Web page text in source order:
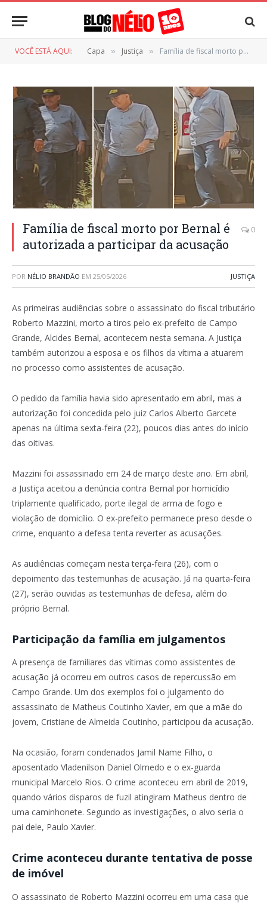
VOCÊ ESTÁ AQUI: Capa » Justiça » Família de fiscal morto por Bernal é autorizada a participar da acusação
Família de fiscal morto por Bernal é
autorizada a participar da acusação
0
POR NÉLIO BRANDÃO EM 25/05/2026 JUSTIÇA
As primeiras audiências sobre o assassinato do fiscal tributário
Roberto Mazzini, morto a tiros pelo ex-prefeito de Campo
Grande, Alcides Bernal, acontecem nesta semana. A Justiça
também autorizou a esposa e os filhos da vítima a atuarem
no processo como assistentes de acusação.
O pedido da família havia sido apresentado em abril, mas a
autorização foi concedida pelo juiz Carlos Alberto Garcete
apenas na última sexta-feira (22), poucos dias antes do início
das oitivas.
Mazzini foi assassinado em 24 de março deste ano. Em abril,
a Justiça aceitou a denúncia contra Bernal por homicídio
triplamente qualificado, porte ilegal de arma de fogo e
violação de domicílio. O ex-prefeito permanece preso desde o
crime, enquanto a defesa tenta reverter as acusações.
As audiências começam nesta terça-feira (26), com o
depoimento das testemunhas de acusação. Já na quarta-feira
(27), serão ouvidas as testemunhas de defesa, além do
próprio Bernal.
Participação da família em julgamentos
A presença de familiares das vítimas como assistentes de
acusação já ocorreu em outros casos de repercussão em
Campo Grande. Um dos exemplos foi o julgamento do
assassinato de Matheus Coutinho Xavier, em que a mãe do
jovem, Cristiane de Almeida Coutinho, participou da acusação.
Na ocasião, foram condenados Jamil Name Filho, o
aposentado Vladenilson Daniel Olmedo e o ex-guarda
municipal Marcelo Rios. O crime aconteceu em abril de 2019,
quando vários disparos de fuzil atingiram Matheus dentro de
uma caminhonete. Segundo as investigações, o alvo seria o
pai dele, Paulo Xavier.
Crime aconteceu durante tentativa de posse
de imóvel
O assassinato de Roberto Mazzini ocorreu em uma casa que